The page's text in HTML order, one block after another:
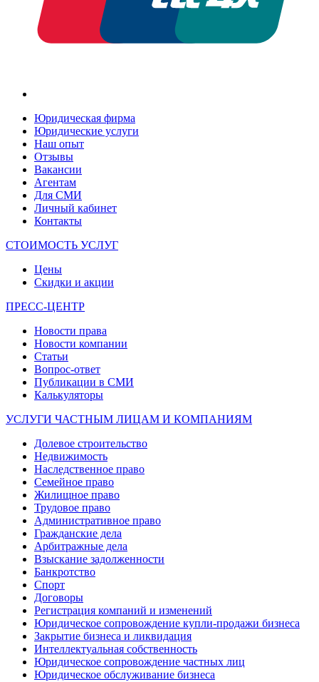
Юридическая фирма
Юридические услуги
Наш опыт
Отзывы
Вакансии
Агентам
Для СМИ
Личный кабинет
Контакты
СТОИМОСТЬ УСЛУГ
Цены
Скидки и акции
ПРЕСС-ЦЕНТР
Новости права
Новости компании
Статьи
Вопрос-ответ
Публикации в СМИ
Калькуляторы
УСЛУГИ ЧАСТНЫМ ЛИЦАМ И КОМПАНИЯМ
Долевое строительство
Недвижимость
Наследственное право
Семейное право
Жилищное право
Трудовое право
Административное право
Гражданские дела
Арбитражные дела
Взыскание задолженности
Банкротство
Спорт
Договоры
Регистрация компаний и изменений
Юридическое сопровождение купли-продажи бизнеса
Закрытие бизнеса и ликвидация
Интеллектуальная собственность
Юридическое сопровождение частных лиц
Юридическое обслуживание бизнеса